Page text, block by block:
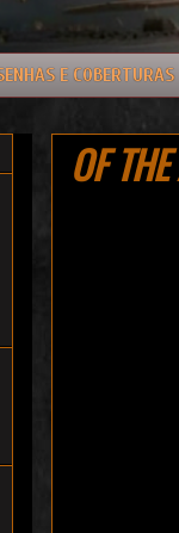
E COBERTURAS
OF